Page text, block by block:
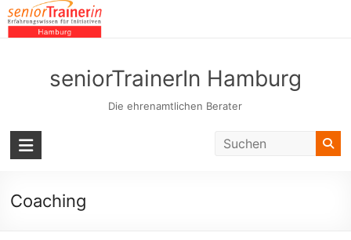
Skip
seniorTrainerIn Hamburg
Die ehrenamtlichen Berater
Coaching